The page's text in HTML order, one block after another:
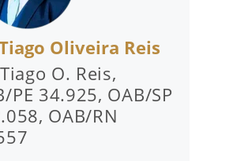
Oliveira Reis
O. Reis,
PE 34.925, OAB/SP
OAB/RN